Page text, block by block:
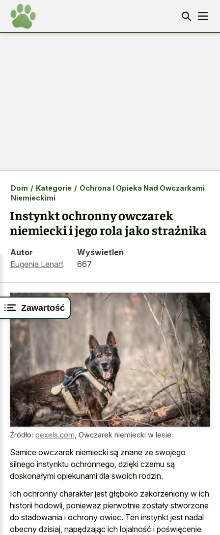
Zawartość
Dom / Kategorie / Ochrona I Opieka Nad Owczarkami
Niemieckimi
Instynkt ochronny owczarek
niemiecki i jego rola jako strażnika
Autor
Eugenia Lenart
Wyświetleń
667
Źródło: pexels.com Owczarek niemiecki w lesie
Samice owczarek niemiecki są znane ze swojego
silnego instynktu ochronnego, dzięki czemu są
doskonałymi opiekunami dla swoich rodzin.
Ich ochronny charakter jest głęboko zakorzeniony w ich
historii hodowli, ponieważ pierwotnie zostały stworzone
do stadowania i ochrony owiec. Ten instynkt jest nadal
obecny dzisiaj, napędzając ich lojalność i poświęcenie